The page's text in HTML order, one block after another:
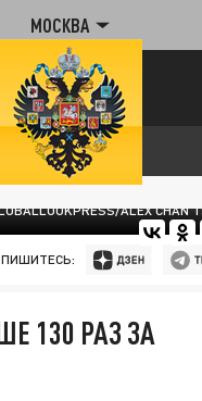
МОСКВА
ALEX CHAN
130 РАЗ ЗА